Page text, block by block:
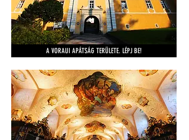
A VORAUI APÁTSÁG TERÜLETE. LÉPJ BE!